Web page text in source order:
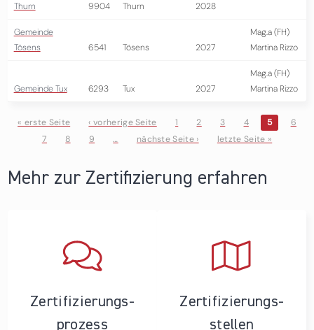
Thurn
9904 Thurn 2028
Gemeinde
Tösens
6541 Tösens 2027
Mag.a (FH)
Martina Rizzo
Gemeinde Tux 6293 Tux 2027
Mag.a (FH)
Martina Rizzo
Seiten
« erste Seite ‹ vorherige Seite 1 2 3 4 5
6
7
8 9 … nächste Seite › letzte Seite »
Mehr zur Zertifizierung erfahren
Zertifizierungs­
prozess
Zertifizierungs­
stellen